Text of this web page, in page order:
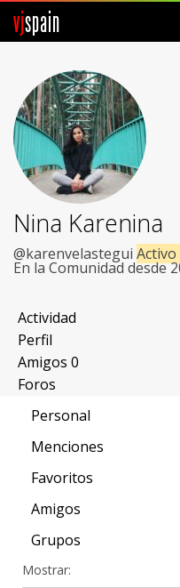
vjspain
Foros
Noticias
Vjspain
Ayuda
Contacto
Entrar
Crear Cuenta
Nina Karenina
@karenvelastegui Activo
En la Comunidad desde
Actividad
Perfil
Amigos 0
Foros
Personal
Menciones
Favoritos
Amigos
Grupos
Mostrar: